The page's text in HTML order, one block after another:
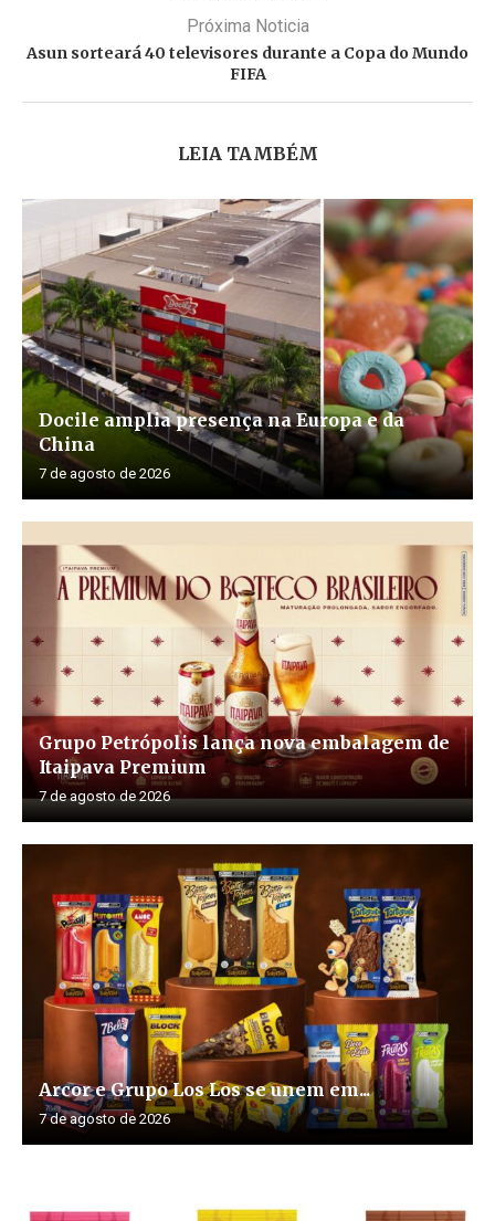
Próxima Noticia
Asun sorteará 40 televisores durante a Copa do Mundo
FIFA
LEIA TAMBÉM
Docile amplia presença na Europa e da
China
7 de agosto de 2026
Grupo Petrópolis lança nova embalagem de
Itaipava Premium
7 de agosto de 2026
Arcor e Grupo Los Los se unem em...
7 de agosto de 2026